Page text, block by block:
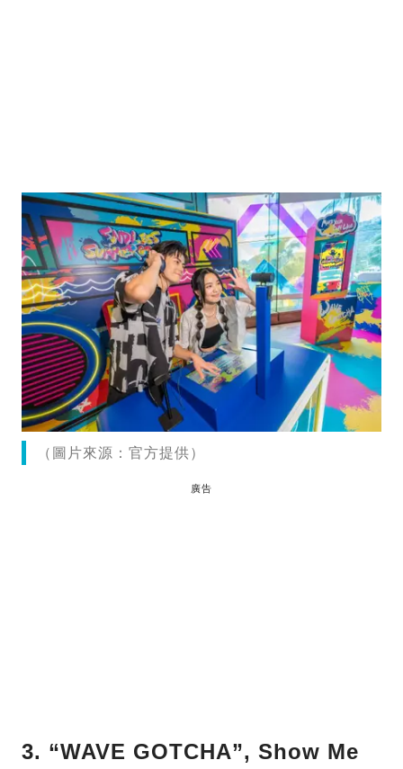
（圖片來源：官方提供）
廣告
3. “WAVE GOTCHA”, Show Me